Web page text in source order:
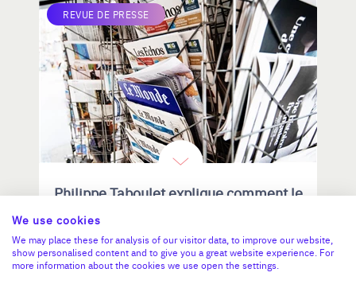
REVUE DE PRESSE
Philippe Taboulet explique comment le
C.R.A accompagne les cédants et
repreneurs d'entreprise
Philippe Taboulet, ancien expert-
comptable, œuvre pour Cédants et
We use cookies
We may place these for analysis of our visitor data, to improve our website,
show personalised content and to give you a great website experience. For
more information about the cookies we use open the settings.